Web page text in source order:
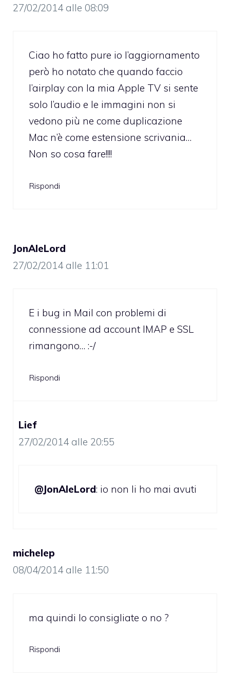
27/02/2014 alle 08:09
Ciao ho fatto pure io l’aggiornamento
però ho notato che quando faccio
l’airplay con la mia Apple TV si sente
solo l’audio e le immagini non si
vedono più ne come duplicazione
Mac n’è come estensione scrivania…
Non so cosa fare!!!!
Rispondi
JonAleLord
27/02/2014 alle 11:01
E i bug in Mail con problemi di
connessione ad account IMAP e SSL
rimangono… :-/
Rispondi
Lief
27/02/2014 alle 20:55
@JonAleLord: io non li ho mai avuti
michelep
08/04/2014 alle 11:50
ma quindi lo consigliate o no ?
Rispondi